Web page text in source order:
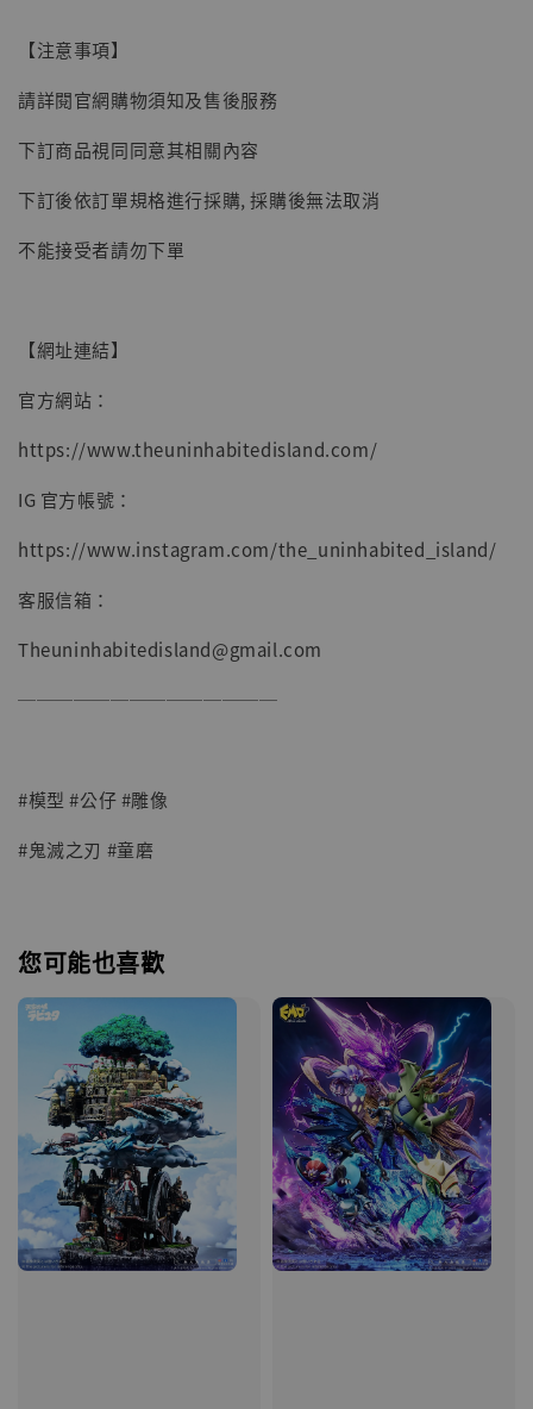
【注意事項】
請詳閱官網購物須知及售後服務
下訂商品視同同意其相關內容
下訂後依訂單規格進行採購, 採購後無法取消
不能接受者請勿下單
【網址連結】
官方網站：
https://www.theuninhabitedisland.com/
IG 官方帳號：
https://www.instagram.com/the_uninhabited_island/
客服信箱：
Theuninhabitedisland@gmail.com
──────────────
#模型 #公仔 #雕像
#鬼滅之刃 #童磨
您可能也喜歡